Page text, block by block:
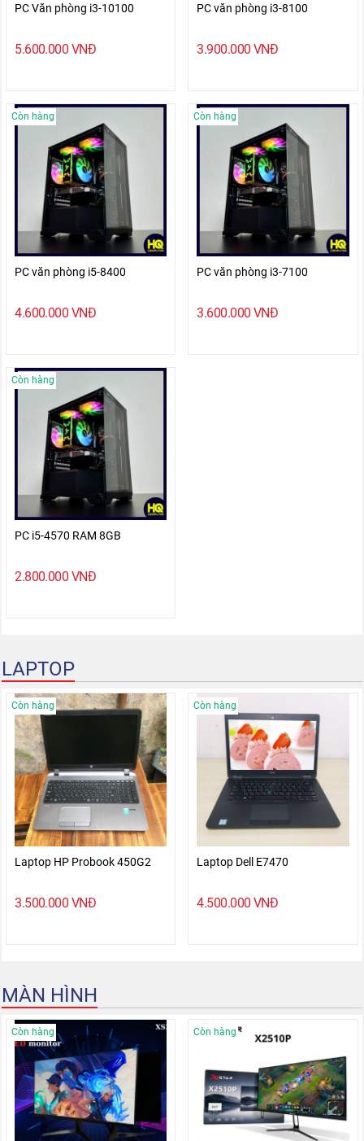
PC Văn phòng i3-10100
5.600.000 VNĐ
PC văn phòng i3-8100
3.900.000 VNĐ
PC văn phòng i5-8400
Còn hàng
4.600.000 VNĐ
PC văn phòng i3-7100
Còn hàng
3.600.000 VNĐ
PC i5-4570 RAM 8GB
Còn hàng
2.800.000 VNĐ
LAPTOP
Laptop HP Probook 450G2
Còn hàng
3.500.000 VNĐ
Laptop Dell E7470
Còn hàng
4.500.000 VNĐ
MÀN HÌNH
Còn hàng Còn hàng